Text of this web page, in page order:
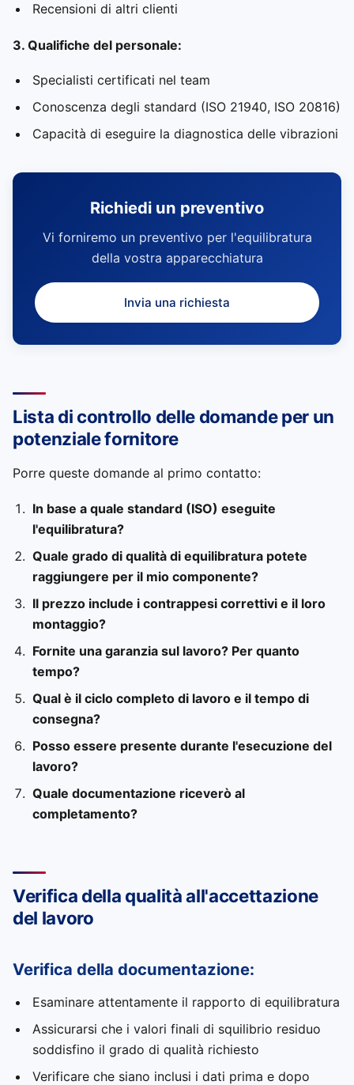
Recensioni di altri clienti
3. Qualifiche del personale:
Specialisti certificati nel team
Conoscenza degli standard (ISO 21940, ISO 20816)
Capacità di eseguire la diagnostica delle vibrazioni
Richiedi un preventivo
Vi forniremo un preventivo per l'equilibratura
della vostra apparecchiatura
Invia una richiesta
Lista di controllo delle domande per un
potenziale fornitore
Porre queste domande al primo contatto:
In base a quale standard (ISO) eseguite
l'equilibratura?
Quale grado di qualità di equilibratura potete
raggiungere per il mio componente?
Il prezzo include i contrappesi correttivi e il loro
montaggio?
Fornite una garanzia sul lavoro? Per quanto
tempo?
Qual è il ciclo completo di lavoro e il tempo di
consegna?
Posso essere presente durante l'esecuzione del
lavoro?
Quale documentazione riceverò al
completamento?
Verifica della qualità all'accettazione
del lavoro
Verifica della documentazione:
Esaminare attentamente il rapporto di equilibratura
Assicurarsi che i valori finali di squilibrio residuo
soddisfino il grado di qualità richiesto
Verificare che siano inclusi i dati prima e dopo